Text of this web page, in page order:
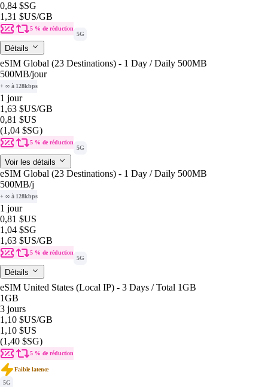
0,84 $SG
1,31 $US/GB
5 % de réduction
5G
Détails
eSIM Global (23 Destinations) - 1 Day / Daily 500MB
500MB/jour
+ ∞ à 128kbps
1 jour
1,63 $US/GB
0,81 $US
(1,04 $SG)
5 % de réduction
5G
Voir les détails
eSIM Global (23 Destinations) - 1 Day / Daily 500MB
500MB/j
+ ∞ à 128kbps
1 jour
0,81 $US
1,04 $SG
1,63 $US/GB
5 % de réduction
5G
Détails
eSIM United States (Local IP) - 3 Days / Total 1GB
1GB
3 jours
1,10 $US/GB
1,10 $US
(1,40 $SG)
5 % de réduction
Faible latence
5G